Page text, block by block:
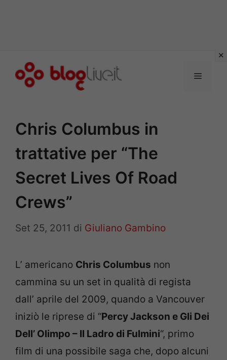
Menu
Chris Columbus in
trattative per “The
Secret Lives Of Road
Crews”
Set 25, 2011 di Giuliano Gambino
L’ americano Chris Columbus non
cammina su un set in qualità di regista
dall’ aprile del 2009, quando a Vancouver
iniziò le riprese di “Percy Jackson e Gli Dei
Dell’ Olimpo – Il Ladro di Fulmini“, primo
film di una possibile saga che, dopo alcuni